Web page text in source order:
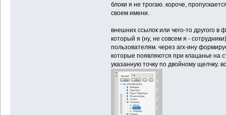
блоки я не трогаю. короче,
своем имени.
внешних ссылок или чего-то другого
который я (ну, не совсем я -
пользователям. через arx-ину
которые появляются при клацанье на
указанную точку по двойному щелчку.